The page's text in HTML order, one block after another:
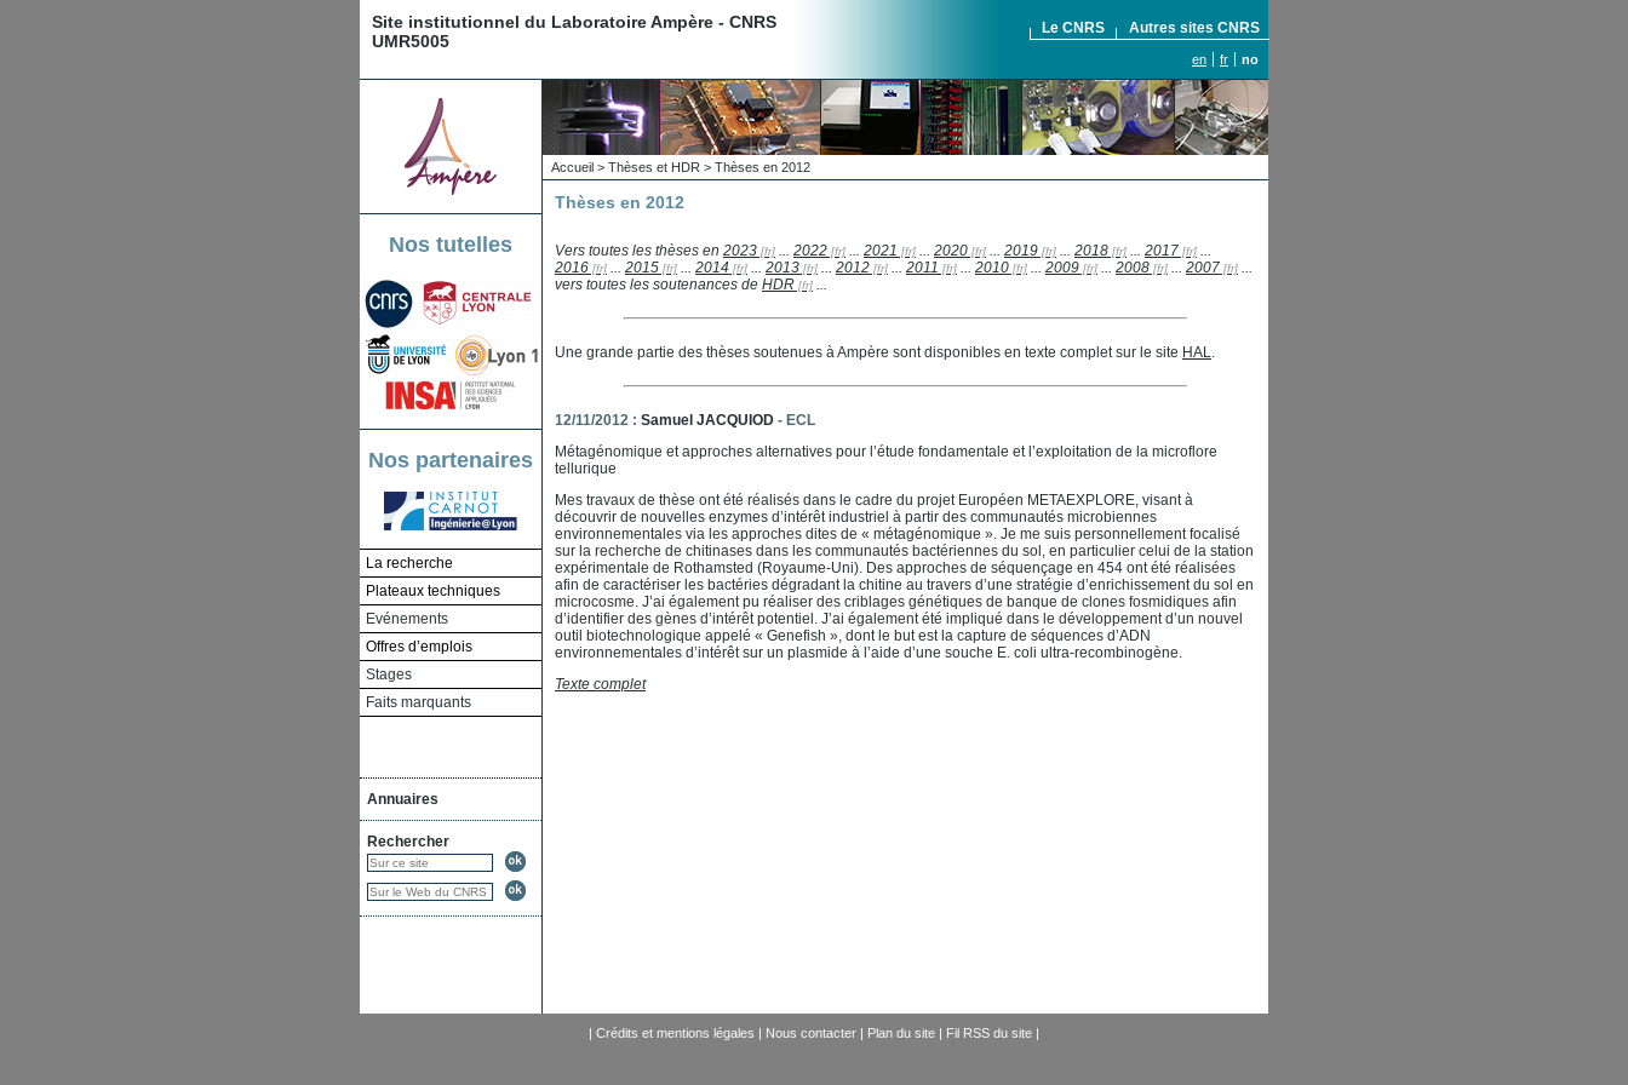
Site institutionnel du Laboratoire Ampère - CNRS
UMR5005
Le CNRS Autres sites CNRS
en fr no
Nos tutelles
Nos partenaires
La recherche
Plateaux techniques
Evénements
Offres d’emplois
Stages
Faits marquants
Annuaires
Rechercher
Accueil > Thèses et HDR > Thèses en 2012
Thèses en 2012
Vers toutes les thèses en 2023 ... 2022 ... 2021 ... 2020 ... 2019 ... 2018 ... 2017
...
2016
... 2015 ... 2014 ... 2013 ... 2012 ... 2011 ... 2010 ... 2009 ... 2008 ... 2007
...
vers toutes les soutenances de HDR ...
Une grande partie des thèses soutenues à Ampère sont disponibles en texte complet sur le site HAL.
12/11/2012 : Samuel JACQUIOD - ECL
Métagénomique et approches alternatives pour l’étude fondamentale et l’exploitation de la microflore
tellurique
Mes travaux de thèse ont été réalisés dans le cadre du projet Européen METAEXPLORE, visant à
découvrir de nouvelles enzymes d’intérêt industriel à partir des communautés microbiennes
environnementales via les approches dites de « métagénomique ». Je me suis personnellement focalisé
sur la recherche de chitinases dans les communautés bactériennes du sol, en particulier celui de la station
expérimentale de Rothamsted (Royaume-Uni). Des approches de séquençage en 454 ont été réalisées
afin de caractériser les bactéries dégradant la chitine au travers d’une stratégie d’enrichissement du sol en
microcosme. J’ai également pu réaliser des criblages génétiques de banque de clones fosmidiques afin
d’identifier des gènes d’intérêt potentiel. J’ai également été impliqué dans le développement d’un nouvel
outil biotechnologique appelé « Genefish », dont le but est la capture de séquences d’ADN
environnementales d’intérêt sur un plasmide à l’aide d’une souche E. coli ultra-recombinogène.
Texte complet
| Crédits et mentions légales | Nous contacter | Plan du site | Fil RSS du site |